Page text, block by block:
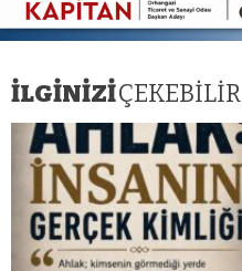
İLGİNİZİÇEKEBİLİR